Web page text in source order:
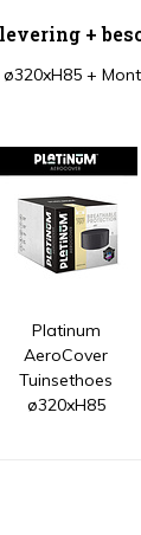
+
+
Platinum
AeroCover
Tuinsethoes
ø320xH85